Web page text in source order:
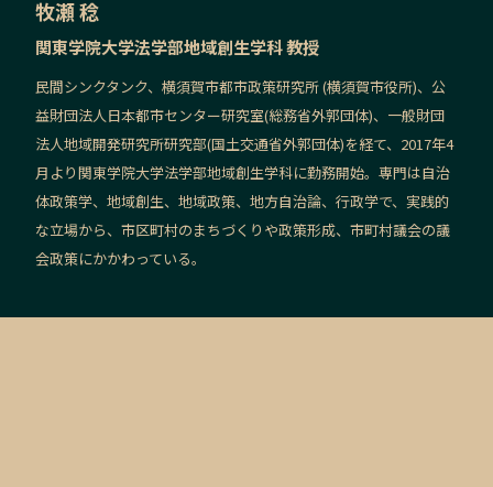
牧瀬 稔
関東学院大学法学部地域創生学科 教授
民間シンクタンク、横須賀市都市政策研究所 (横須賀市役所)、公
益財団法人日本都市センター研究室(総務省外郭団体)、一般財団
法人地域開発研究所研究部(国土交通省外郭団体)を経て、2017年4
月より関東学院大学法学部地域創生学科に勤務開始。専門は自治
体政策学、地域創生、地域政策、地方自治論、行政学で、実践的
な立場から、市区町村のまちづくりや政策形成、市町村議会の議
会政策にかかわっている。